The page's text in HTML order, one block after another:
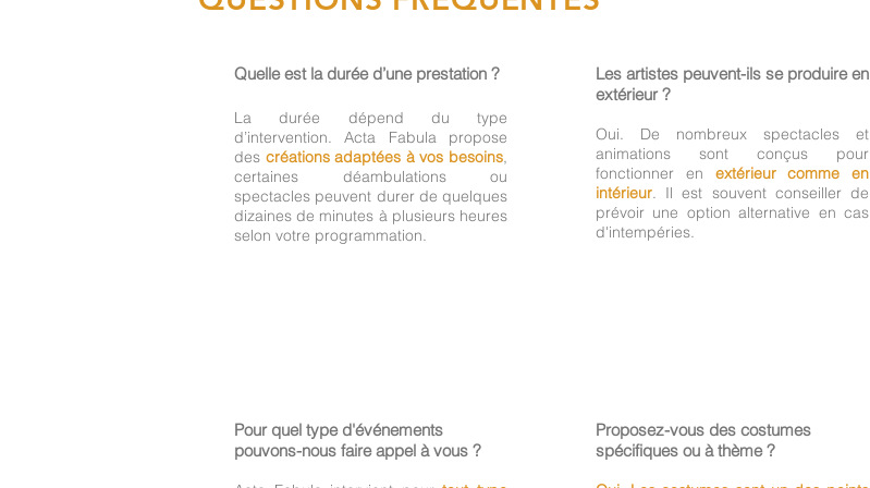
Quelle est la durée d’une prestation ?
La durée dépend du type
d’intervention. Acta Fabula propose
des créations adaptées à vos besoins,
certaines déambulations ou
spectacles peuvent durer de quelques
dizaines de minutes à plusieurs heures
selon votre programmation.
Pour quel type d'événements
pouvons-nous faire appel à vous ?
Les artistes peuvent-ils se produire en
extérieur ?
Oui. De nombreux spectacles et
animations sont conçus pour
fonctionner en extérieur comme en
intérieur. Il est souvent conseiller de
prévoir une option alternative en cas
d'intempéries.
Proposez-vous des costumes
spécifiques ou à thème ?